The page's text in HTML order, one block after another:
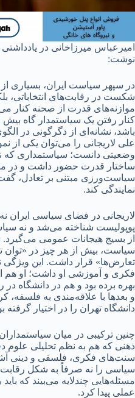
امیرعباس میرزاخانی در
نوشت:
در سپهر سیاست ایران، بسیاری
شکست در رقابت‌های انتخاباتی،
موازنه‌های قدرت از صحنه کنار
کنار رفتن یک سیاستمدار گاه
باشد، نشانه‌ای از دگرگونی در
علی لاریجانی را می‌توان یکی از
وضعیتی دانست؛ سیاستمداری که
ساختار قدرت حضور داشت و در
سیاست‌ورزی مبتنی بر تعادل،
نمایندگی کند.
لاریجانی در فضای سیاسی ایران
پوپولیست شناخته می‌شد و نه
از بسیج هیجانات عمومی می‌گیرد.
سیاست، بیش از هر چیز در «توان
تعارض‌ها» قرار داشت. این ویژگی
فکری و آموزشی او داشت؛ او هم
بهره برده بود و هم در دانشگاه
و بعدها با علاقه‌مندی به فلسفه،
دانشگاه تهران را در اختیار گرفته
چنین ترکیبی در میان
ذهنی که هم به نظم تحلیلی علوم
سنت‌های فکری، فلسفی و دینی
سیاسی را نه صرفاً به شکل
مسئله‌هایی چندلایه می‌بیند که
عملی پیدا کرد.